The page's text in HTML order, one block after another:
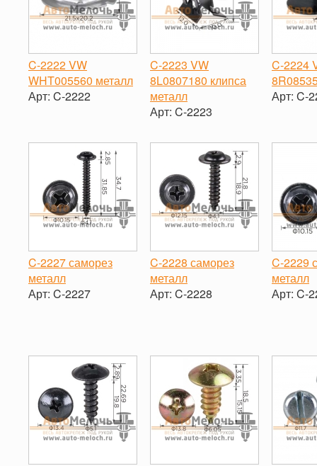
C-2222 VW
WHT005560 металл
Арт: C-2222
C-2223 VW
8L0807180 клипса
металл
Арт: C-2223
-
+
C-2224
Арт: C-
C-2227 саморез
металл
Арт: C-2227
C-2228 саморез
металл
Арт: C-2228
C-2229
металл
Арт: C-